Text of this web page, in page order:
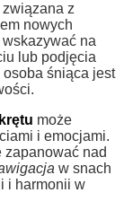
z
nowych
wskazywać na
lub podjęcia
śniąca jest
może
i emocjami.
zapanować nad
w snach
i harmonii w